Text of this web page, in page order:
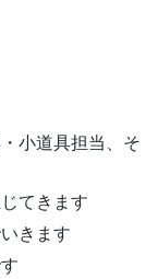
小道具担当、そ
てきます
きます